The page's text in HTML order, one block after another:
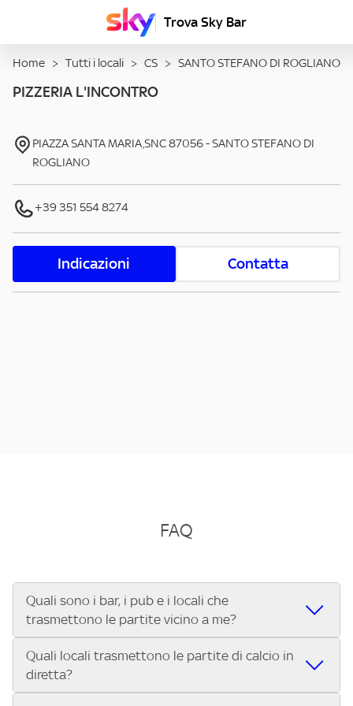
Trova Sky Bar
Home > Tutti i locali > CS > SANTO STEFANO DI ROGLIANO
PIZZERIA L'INCONTRO
PIAZZA SANTA MARIA,SNC87056-SANTO STEFANO DI
ROGLIANO
+39 351 554 8274
Indicazioni Contatta
FAQ
Quali sono i bar, i pub e i locali che
trasmettono le partite vicino a me?
Se cerchi un bar, pub, ristorante o locale vicino a te per
vedere le partite di Serie A ENILIVE, la Serie C Sky Wifi, la
UEFA Champions League, la UEFA Europa League, la UEFA
Quali locali trasmettono le partite di calcio in
diretta?